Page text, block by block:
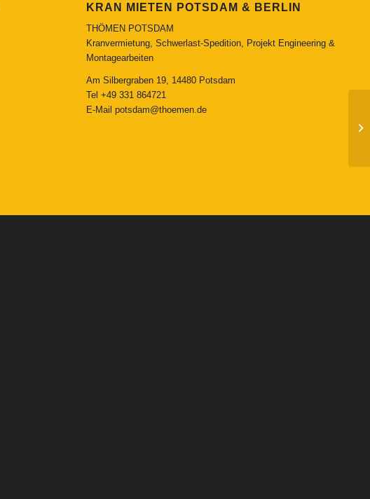
KRAN MIETEN POTSDAM & BERLIN
THÖMEN POTSDAM
Kranvermietung, Schwerlast-Spedition, Projekt Engineering &
Montagearbeiten
Am Silbergraben 19, 14480 Potsdam
Tel +49 331 864721
E-Mail potsdam@thoemen.de